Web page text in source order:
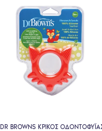
DR BROWNS ΚΡΙΚΟΣ